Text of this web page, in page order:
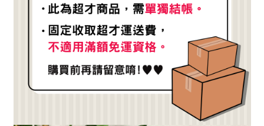
由本公司與您本人進行分期帳單所需資料之確認、核對及更正。
是否繳費成功／繳費後需取消欲退款等相關疑問，請聯繫「AFTEE先享後付
客戶支援中心」https://netprotections.freshdesk.com/support/home
【注意事項】
１．透過由恩沛科技股份有限公司提供之「AFTEE先享後付」服務完成之交
易，需依本服務之必要範圍內提供個人資料，並將交易相關給付款項請求債
權轉讓予恩沛科技股份有限公司。
https://aftee.tw/terms/#terms3
３．未成年的使用者請事先徵得法定代理人或監護人之同意方可使用
「AFTEE先享後付」，若未經同意申辦者引起之損失，本公司不負相關責
４．使用「AFTEE先享後付」時，將依據個別帳號之用戶狀況，依本公司即